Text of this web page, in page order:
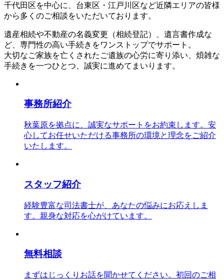
千代田区を中心に、台東区・江戸川区など近隣エリアの皆様
から多くのご相談をいただいております。
遺産相続や不動産の名義変更（相続登記）、遺言書作成な
ど、専門性の高い手続きをワンストップでサポート。
大切なご家族を亡くされたご遺族の心労に寄り添い、煩雑な
手続きを一つひとつ、誠実に進めてまいります。
事務所紹介
秋葉原を拠点に、誠実なサポートをお約束します。安
心してお任せいただける事務所の環境と理念をご紹介
いたします。
スタッフ紹介
経験豊富な司法書士が、あなたの悩みにお応えしま
す。親身な対応を心がけています。
無料相談
まずはじっくりお話を聞かせてください。初回のご相